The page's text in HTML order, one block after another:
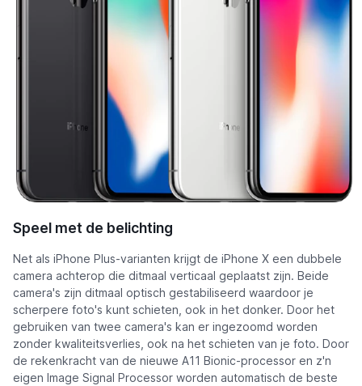
Speel met de belichting
Net als iPhone Plus-varianten krijgt de iPhone X een dubbele
camera achterop die ditmaal verticaal geplaatst zijn. Beide
camera's zijn ditmaal optisch gestabiliseerd waardoor je
scherpere foto's kunt schieten, ook in het donker. Door het
gebruiken van twee camera's kan er ingezoomd worden
zonder kwaliteitsverlies, ook na het schieten van je foto. Door
de rekenkracht van de nieuwe A11 Bionic-processor en z'n
eigen Image Signal Processor worden automatisch de beste